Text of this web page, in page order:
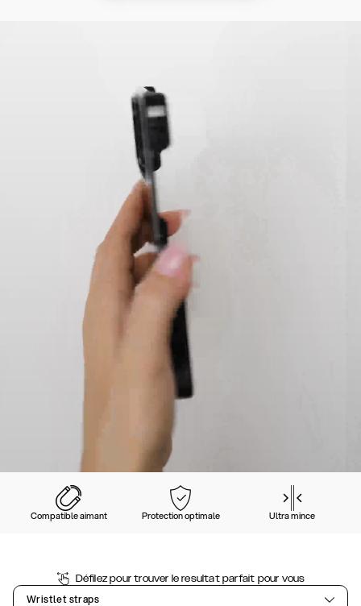
Compatible aimant Protection optimale Ultra mince
Défilez pour trouver le resultat parfait pour vous
Wristlet straps